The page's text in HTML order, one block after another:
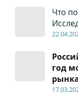
Что
22.04
год
17.0